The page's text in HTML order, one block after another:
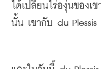
ได้เปลี่ยนไร่องุ่นของเ
นั้น เขากับ du Plessis